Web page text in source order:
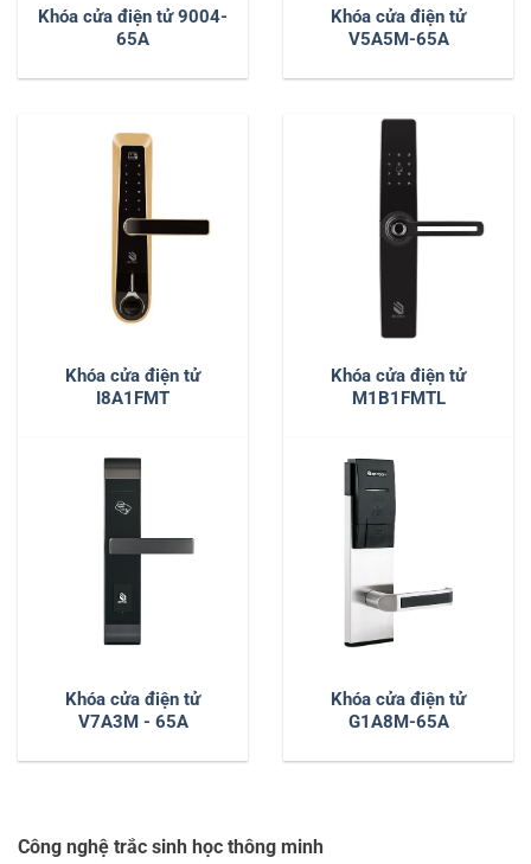
Khóa cửa điện tử 9004-
65A
Khóa cửa điện tử
V5A5M-65A
Khóa cửa điện tử
I8A1FMT
Khóa cửa điện tử
V7A3M - 65A
Khóa cửa điện tử
M1B1FMTL
Khóa cửa điện tử
G1A8M-65A
Công nghệ trắc sinh học thông minh